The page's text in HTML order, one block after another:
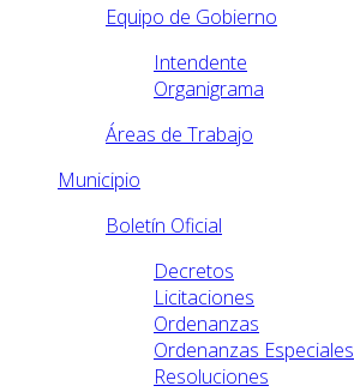
Equipo de Gobierno
Intendente
Organigrama
Áreas de Trabajo
Municipio
Boletín Oficial
Decretos
Licitaciones
Ordenanzas
Ordenanzas Especiales
Resoluciones